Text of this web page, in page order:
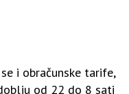
i obračunske tarife,
od 22 do 8 sati